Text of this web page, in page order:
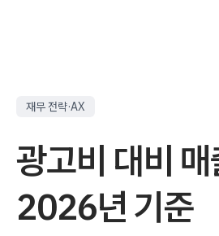
재무 전략·AX
광고비 대비
2026년 기준